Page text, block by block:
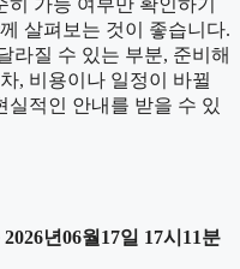
살펴보는 것이 좋습니다.
라질 수 있는 부분, 준비해
, 비용이나 일정이 바뀔
실적인 안내를 받을 수 있
년06월17일 17시11분